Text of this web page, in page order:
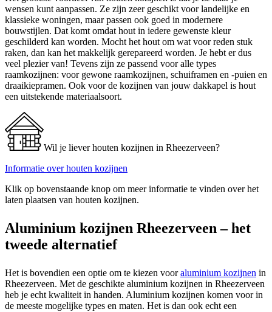
wensen kunt aanpassen. Ze zijn zeer geschikt voor landelijke en
klassieke woningen, maar passen ook goed in modernere
bouwstijlen. Dat komt omdat hout in iedere gewenste kleur
geschilderd kan worden. Mocht het hout om wat voor reden stuk
raken, dan kan het makkelijk gerepareerd worden. Je hebt er dus
veel plezier van! Tevens zijn ze passend voor alle types
raamkozijnen: voor gewone raamkozijnen, schuiframen en -puien en
draaikiepramen. Ook voor de kozijnen van jouw dakkapel is hout
een uitstekende materiaalsoort.
Wil je liever houten kozijnen in Rheezerveen?
Informatie over houten kozijnen
Klik op bovenstaande knop om meer informatie te vinden over het
laten plaatsen van houten kozijnen.
Aluminium kozijnen Rheezerveen – het
tweede alternatief
Het is bovendien een optie om te kiezen vooraluminium kozijnen in
Rheezerveen. Met de geschikte aluminium kozijnen in Rheezerveen
heb je echt kwaliteit in handen. Aluminium kozijnen komen voor in
de meeste mogelijke types en maten. Het is dan ook echt een